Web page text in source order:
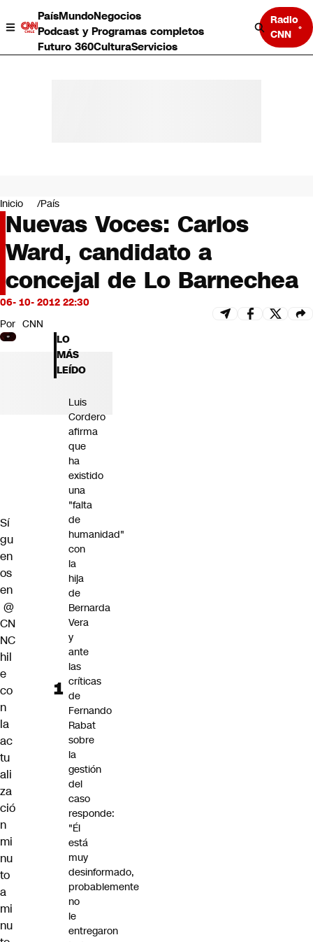
PaísMundoNegocios
Podcast y Programas completos
Futuro 360CulturaServicios
Radio
CNN
Negocios
Deportes
Programas completos
Cultura
Servicios
Bits
CNN tiempo
Futuro 360
Opinión
Inicio País
Nuevas Voces: Carlos
Ward, candidato a
concejal de Lo Barnechea
06- 10- 2012 22:30
Por CNN
Sí
gu
en
os
en
@
CN
NC
hil
e
co
n
la
ac
tu
ali
za
ció
n
mi
nu
to
a
mi
nu
LO
MÁS
LEÍDO
Luis
Cordero
afirma
que
ha
existido
una
"falta
de
humanidad"
con
la
hija
de
Bernarda
Vera
y
ante
las
críticas
de
Fernando
Rabat
sobre
la
gestión
del
caso
responde:
"Él
está
muy
desinformado,
probablemente
no
le
entregaron